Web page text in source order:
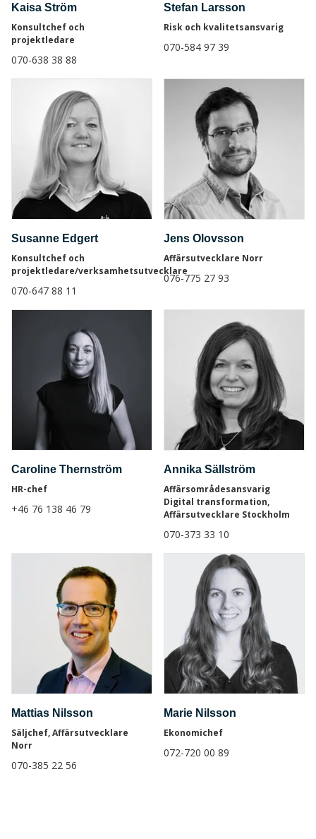
Kaisa Ström
Konsultchef och
projektledare
070-638 38 88
Stefan Larsson
Risk och kvalitetsansvarig
070-584 97 39
Susanne Edgert
Konsultchef och
projektledare/verksamhetsutvecklare
070-647 88 11
Jens Olovsson
Affärsutvecklare Norr
076-775 27 93
Caroline Thernström
HR-chef
+46 76 138 46 79
Annika Sällström
Affärsområdesansvarig
Digital transformation,
Affärsutvecklare Stockholm
070-373 33 10
Mattias Nilsson
Säljchef, Affärsutvecklare
Norr
070-385 22 56
Marie Nilsson
Ekonomichef
072-720 00 89